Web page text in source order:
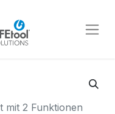
mit 2 Funktionen